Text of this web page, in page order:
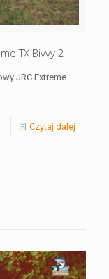
TX Bivvy 2
JRC Extreme
Czytaj dalej